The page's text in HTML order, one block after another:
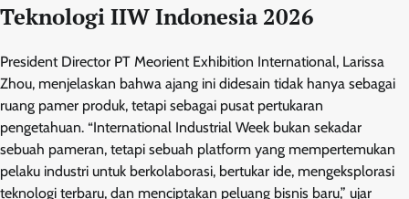
Teknologi IIW Indonesia 2026
President Director PT Meorient Exhibition International, Larissa
Zhou, menjelaskan bahwa ajang ini didesain tidak hanya sebagai
ruang pamer produk, tetapi sebagai pusat pertukaran
pengetahuan. “International Industrial Week bukan sekadar
sebuah pameran, tetapi sebuah platform yang mempertemukan
pelaku industri untuk berkolaborasi, bertukar ide, mengeksplorasi
teknologi terbaru, dan menciptakan peluang bisnis baru,” ujar